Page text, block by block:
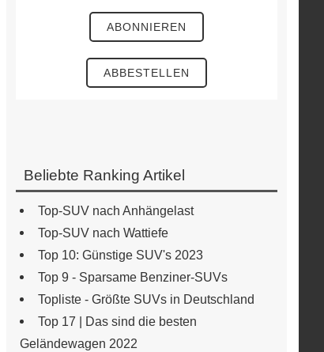
Beliebte Ranking Artikel
Top-SUV nach Anhängelast
Top-SUV nach Wattiefe
Top 10: Günstige SUV's 2023
Top 9 - Sparsame Benziner-SUVs
Topliste - Größte SUVs in Deutschland
Top 17 | Das sind die besten
Geländewagen 2022